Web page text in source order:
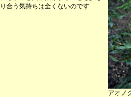
合う気持ちは全くないのです
アオノ